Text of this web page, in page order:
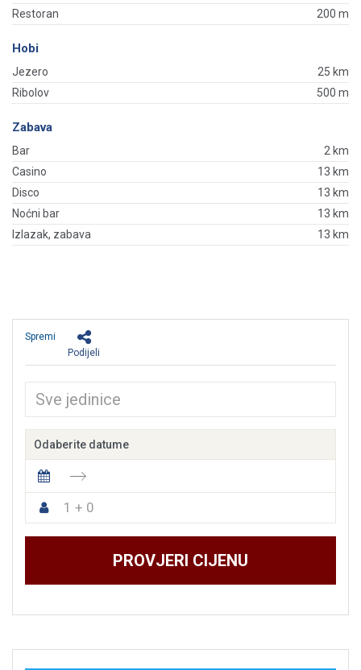
Restoran
200 m
Hobi
Jezero
25 km
Ribolov
500 m
Zabava
Bar
2 km
Casino
13 km
Disco
13 km
Noćni bar
13 km
Izlazak, zabava
13 km
Podijeli
Spremi
Odaberite datume
1 + 0
PROVJERI CIJENU